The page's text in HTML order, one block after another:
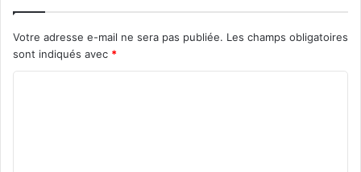
Votre adresse e-mail ne sera pas publiée. Les champs obligatoires
sont indiqués avec *